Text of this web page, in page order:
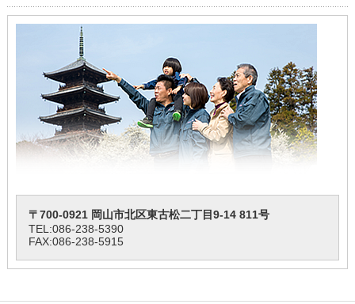
〒700-0921 岡山市北区東古松二丁目9-14 811号
TEL:086-238-5390
FAX:086-238-5915